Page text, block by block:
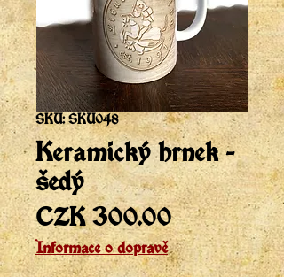
SKU: SKU048
Keramický hrnek -
šedý
CZK 300.00Price
Informace o dopravě